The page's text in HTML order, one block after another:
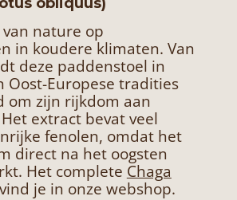
nature op
in koudere klimaten. Van
deze paddenstoel in
Oost-Europese tradities
om zijn rijkdom aan
extract bevat veel
fenolen, omdat het
direct na het oogsten
Het complete Chaga
je in onze webshop.